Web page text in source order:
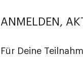
ANMELDEN,
Für Deine